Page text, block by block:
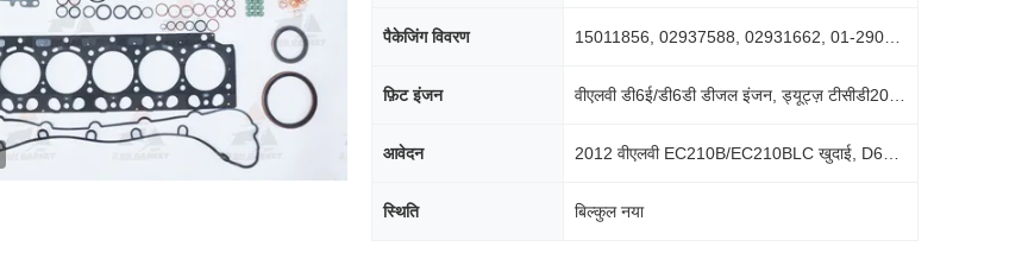
पैकेजिंग विवरण
फ़िट इंजन
आवेदन
स्थिति बिल्कुल नया